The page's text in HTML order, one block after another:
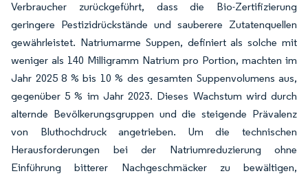
Verbraucher zurückgeführt, dass die Bio-Zertifizierung
geringere Pestizidrückstände und sauberere Zutatenquellen
gewährleistet. Natriumarme Suppen, definiert als solche mit
weniger als 140 Milligramm Natrium pro Portion, machten im
Jahr 2025 8 % bis 10 % des gesamten Suppenvolumens aus,
gegenüber 5 % im Jahr 2023. Dieses Wachstum wird durch
alternde Bevölkerungsgruppen und die steigende Prävalenz
von Bluthochdruck angetrieben. Um die technischen
Herausforderungen bei der Natriumreduzierung ohne
Einführung bitterer Nachgeschmäcker zu bewältigen,